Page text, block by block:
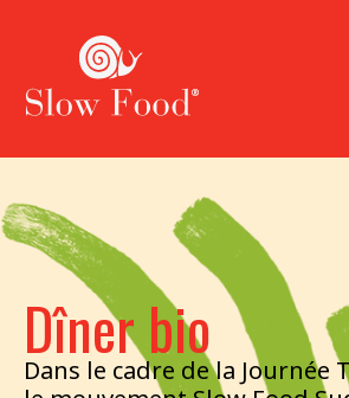
Dîner bio
Dans le cadre de la Journée